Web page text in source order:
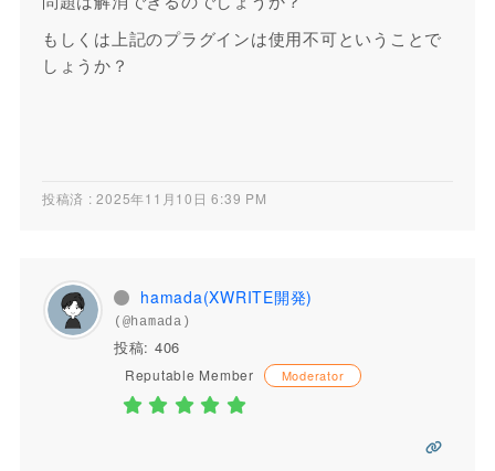
もしくは上記のプラグインは使用不可ということで
しょうか？
投稿済 : 2025年11月10日 6:39 PM
hamada(XWRITE開発)
(@hamada)
投稿: 406
Reputable Member Moderator